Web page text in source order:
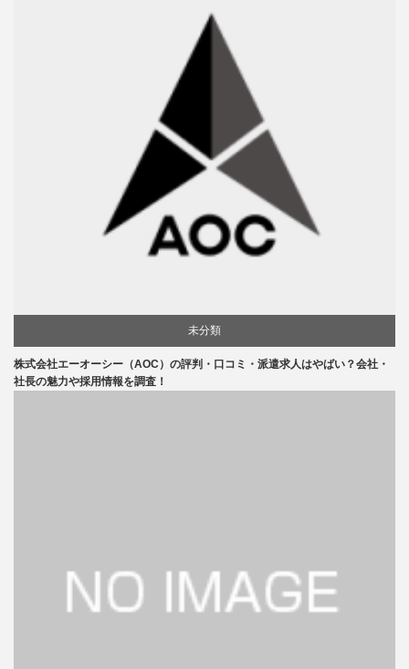
未分類
株式会社エーオーシー（AOC）の評判・口コミ・派遣求人はやばい？会社・
社長の魅力や採用情報を調査！